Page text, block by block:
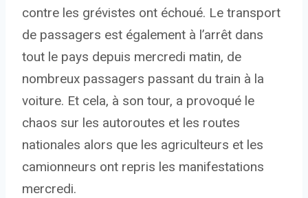
contre les grévistes ont échoué. Le transport
de passagers est également à l’arrêt dans
tout le pays depuis mercredi matin, de
nombreux passagers passant du train à la
voiture. Et cela, à son tour, a provoqué le
chaos sur les autoroutes et les routes
nationales alors que les agriculteurs et les
camionneurs ont repris les manifestations
mercredi.